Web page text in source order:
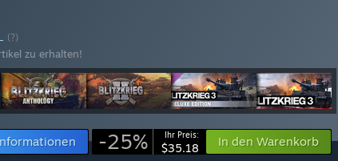
(?)
zu erhalten!
-25% Ihr Preis:
$35.18 In den Warenkorb